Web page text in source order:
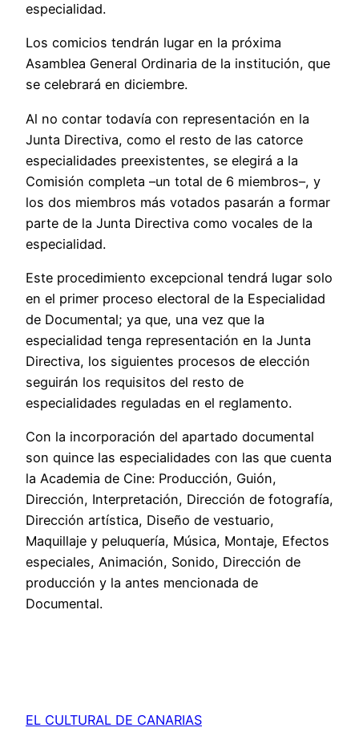
especialidad.
Los comicios tendrán lugar en la próxima
Asamblea General Ordinaria de la institución, que
se celebrará en diciembre.
Al no contar todavía con representación en la
Junta Directiva, como el resto de las catorce
especialidades preexistentes, se elegirá a la
Comisión completa –un total de 6 miembros–, y
los dos miembros más votados pasarán a formar
parte de la Junta Directiva como vocales de la
especialidad.
Este procedimiento excepcional tendrá lugar solo
en el primer proceso electoral de la Especialidad
de Documental; ya que, una vez que la
especialidad tenga representación en la Junta
Directiva, los siguientes procesos de elección
seguirán los requisitos del resto de
especialidades reguladas en el reglamento.
Con la incorporación del apartado documental
son quince las especialidades con las que cuenta
la Academia de Cine: Producción, Guión,
Dirección, Interpretación, Dirección de fotografía,
Dirección artística, Diseño de vestuario,
Maquillaje y peluquería, Música, Montaje, Efectos
especiales, Animación, Sonido, Dirección de
producción y la antes mencionada de
Documental.
EL CULTURAL DE CANARIAS